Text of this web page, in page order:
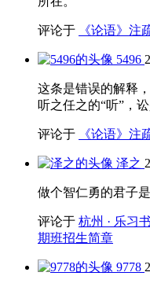
评论于 《论语》注
5496
这条是错误的解释
听之任之的“听”，
评论于 《论语》注
泽之
做个智仁勇的君子
评论于 杭州 · 乐习
期班招生简章
9778